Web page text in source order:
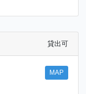
貸出可
MAP